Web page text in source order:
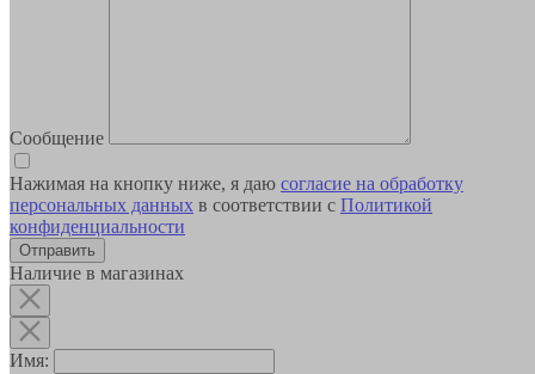
Сообщение
Нажимая на кнопку ниже, я даю согласие на обработку
персональных данных в соответствии с Политикой
конфиденциальности
Наличие в магазинах
Имя: